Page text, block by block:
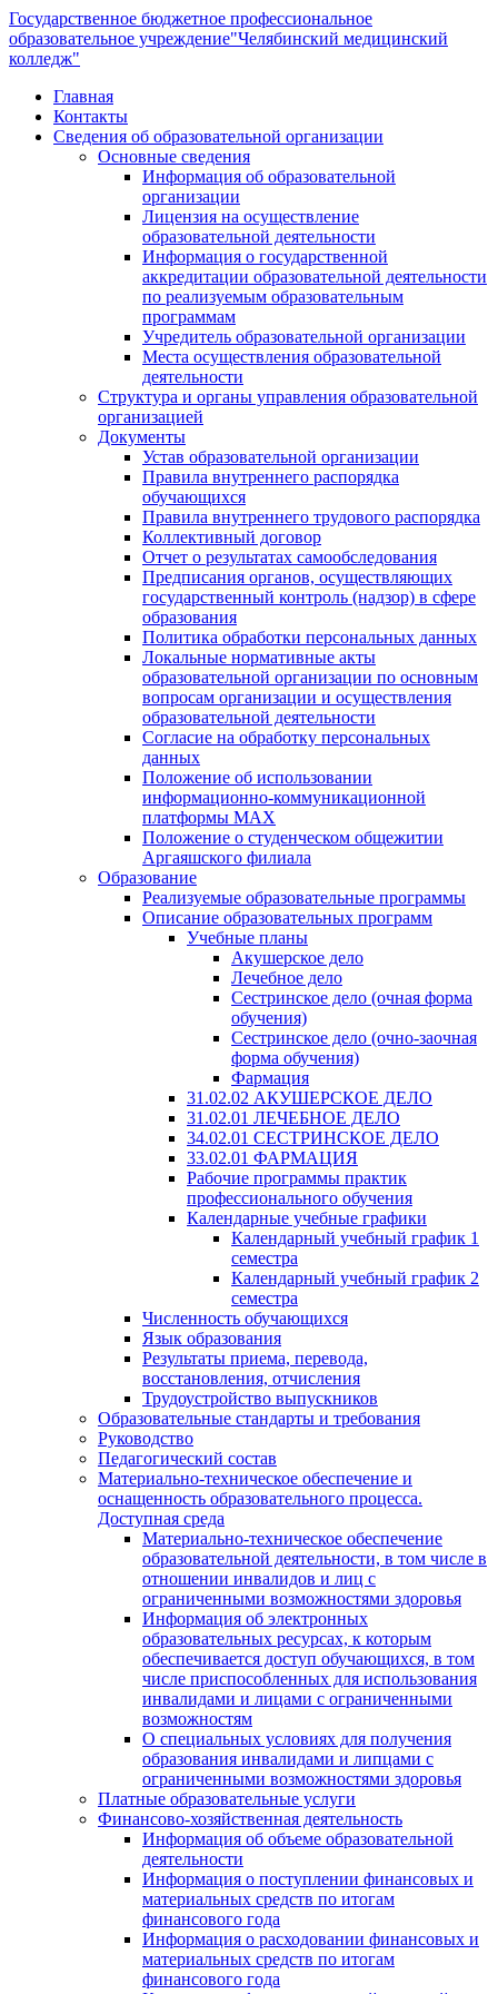
Государственное бюджетное профессиональное
образовательное учреждение"Челябинский медицинский
колледж"
Главная
Контакты
Сведения об образовательной организации
Основные сведения
Информация об образовательной
организации
Лицензия на осуществление
образовательной деятельности
Информация о государственной
аккредитации образовательной деятельности
по реализуемым образовательным
программам
Учредитель образовательной организации
Места осуществления образовательной
деятельности
Структура и органы управления образовательной
организацией
Документы
Устав образовательной организации
Правила внутреннего распорядка
обучающихся
Правила внутреннего трудового распорядка
Коллективный договор
Отчет о результатах самообследования
Предписания органов, осуществляющих
государственный контроль (надзор) в сфере
образования
Политика обработки персональных данных
Локальные нормативные акты
образовательной организации по основным
вопросам организации и осуществления
образовательной деятельности
Согласие на обработку персональных
данных
Положение об использовании
информационно-коммуникационной
платформы MAX
Положение о студенческом общежитии
Аргаяшского филиала
Образование
Реализуемые образовательные программы
Описание образовательных программ
Учебные планы
Акушерское дело
Лечебное дело
Сестринское дело (очная форма
обучения)
Сестринское дело (очно-заочная
форма обучения)
Фармация
31.02.02 АКУШЕРСКОЕ ДЕЛО
31.02.01 ЛЕЧЕБНОЕ ДЕЛО
34.02.01 СЕСТРИНСКОЕ ДЕЛО
33.02.01 ФАРМАЦИЯ
Рабочие программы практик
профессионального обучения
Календарные учебные графики
Календарный учебный график 1
семестра
Календарный учебный график 2
семестра
Численность обучающихся
Язык образования
Результаты приема, перевода,
восстановления, отчисления
Трудоустройство выпускников
Образовательные стандарты и требования
Руководство
Педагогический состав
Материально-техническое обеспечение и
оснащенность образовательного процесса.
Доступная среда
Материально-техническое обеспечение
образовательной деятельности, в том числе в
отношении инвалидов и лиц с
ограниченными возможностями здоровья
Информация об электронных
образовательных ресурсах, к которым
обеспечивается доступ обучающихся, в том
числе приспособленных для использования
инвалидами и лицами с ограниченными
возможностям
О специальных условиях для получения
образования инвалидами и липцами с
ограниченными возможностями здоровья
Платные образовательные услуги
Финансово-хозяйственная деятельность
Информация об объеме образовательной
деятельности
Информация о поступлении финансовых и
материальных средств по итогам
финансового года
Информация о расходовании финансовых и
материальных средств по итогам
финансового года